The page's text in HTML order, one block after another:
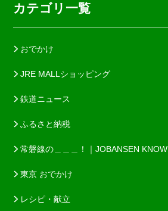
カテゴリ一覧
おでかけ
JRE MALLショッピング
鉄道ニュース
ふるさと納税
常磐線の＿＿＿！｜JOBANSEN KNOW
東京 おでかけ
レシピ・献立